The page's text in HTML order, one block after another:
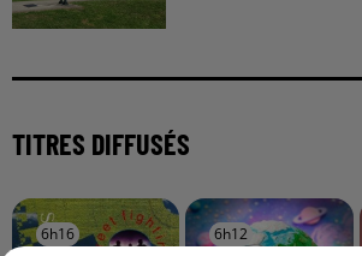
TITRES DIFFUSÉS
6h16
6h16 6h12
6h12